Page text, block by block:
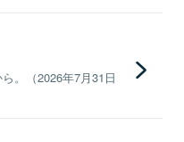
。（2026年7月31日